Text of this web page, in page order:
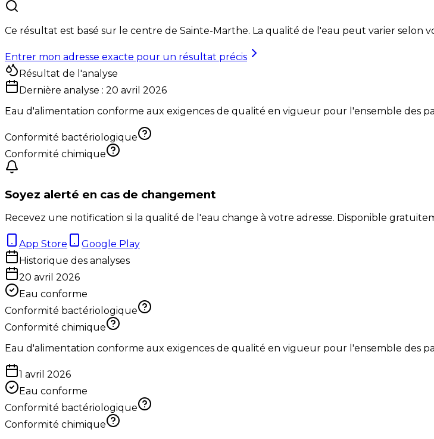
Ce résultat est basé sur le centre de Sainte-Marthe. La qualité de l'eau peut varier selon
Entrer mon adresse exacte pour un résultat précis
Résultat de l'analyse
Dernière analyse : 20 avril 2026
Eau d'alimentation conforme aux exigences de qualité en vigueur pour l'ensemble des
Conformité bactériologique
Conformité chimique
Soyez alerté en cas de changement
Recevez une notification si la qualité de l'eau change à votre adresse. Disponible
App Store
Google Play
Historique des analyses
20 avril 2026
Eau conforme
Conformité bactériologique
Conformité chimique
Eau d'alimentation conforme aux exigences de qualité en vigueur pour l'ensemble des
1 avril 2026
Eau conforme
Conformité bactériologique
Conformité chimique